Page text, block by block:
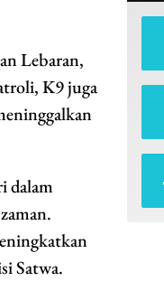
Lebaran,
K9 juga
dalam
Satwa.